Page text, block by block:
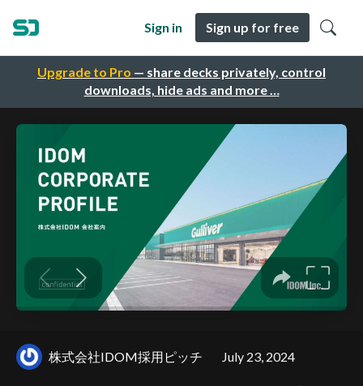
Upgrade to Pro — share decks privately, control
downloads, hide ads and more …
Sign in Sign up for free
株式会社IDOM採用ピッチ July 23, 2024